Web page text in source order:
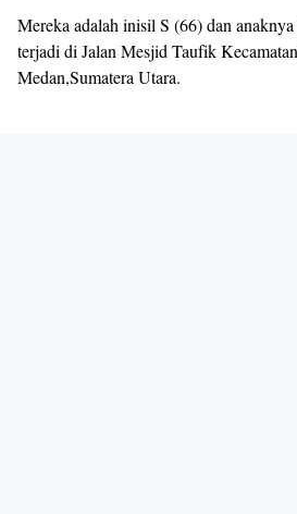
Mereka adalah inisil S (66) dan
terjadi di Jalan Mesjid Taufik
Medan,Sumatera Utara.